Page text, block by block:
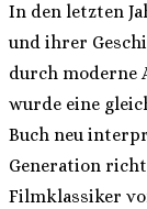
In den letzten
und ihrer
durch moderne
wurde eine
Buch neu
Generation
Filmklassiker